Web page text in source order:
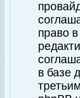
право
в базе